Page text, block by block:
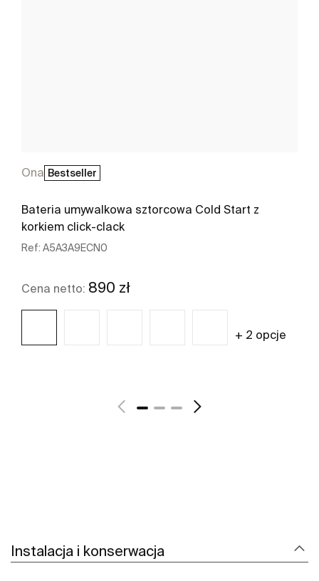
Ona Bestseller
Bateria umywalkowa sztorcowa Cold Start z
korkiem click-clack
Ref: A5A3A9ECN0
Cena netto: 890 zł
+ 2 opcje
Instalacja i konserwacja